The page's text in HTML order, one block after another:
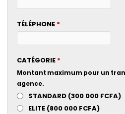
TÉLÉPHONE *
CATÉGORIE *
Montant maximum pour un
agence.
STANDARD (300 000 FCFA)
ELITE (800 000 FCFA)